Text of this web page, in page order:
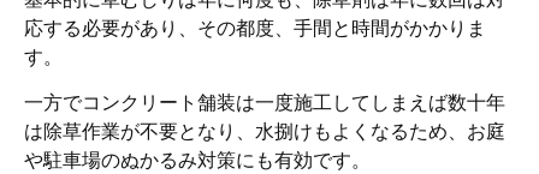
応する必要があり、その都度、手間と時間がかかりま
す。
一方でコンクリート舗装は一度施工してしまえば数十年
は除草作業が不要となり、水捌けもよくなるため、お庭
や駐車場のぬかるみ対策にも有効です。